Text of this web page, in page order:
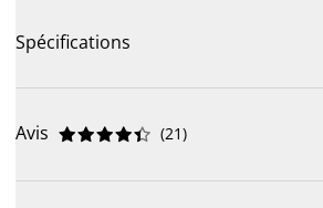
Spécifications
Avis 




 (21)